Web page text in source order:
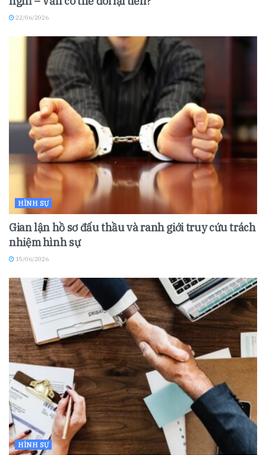
22/06/2026
HÌNH SỰ
Gian lận hồ sơ đấu thầu và ranh giới truy cứu trách
nhiệm hình sự
15/06/2026
HÌNH SỰ